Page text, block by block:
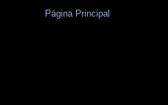
Página Principal